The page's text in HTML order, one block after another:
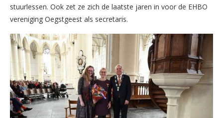
stuurlessen. Ook zet ze zich de laatste jaren in voor de EHBO
vereniging Oegstgeest als secretaris.